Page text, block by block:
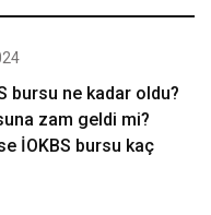
bursu ne kadar oldu?
zam geldi mi?
İOKBS bursu kaç